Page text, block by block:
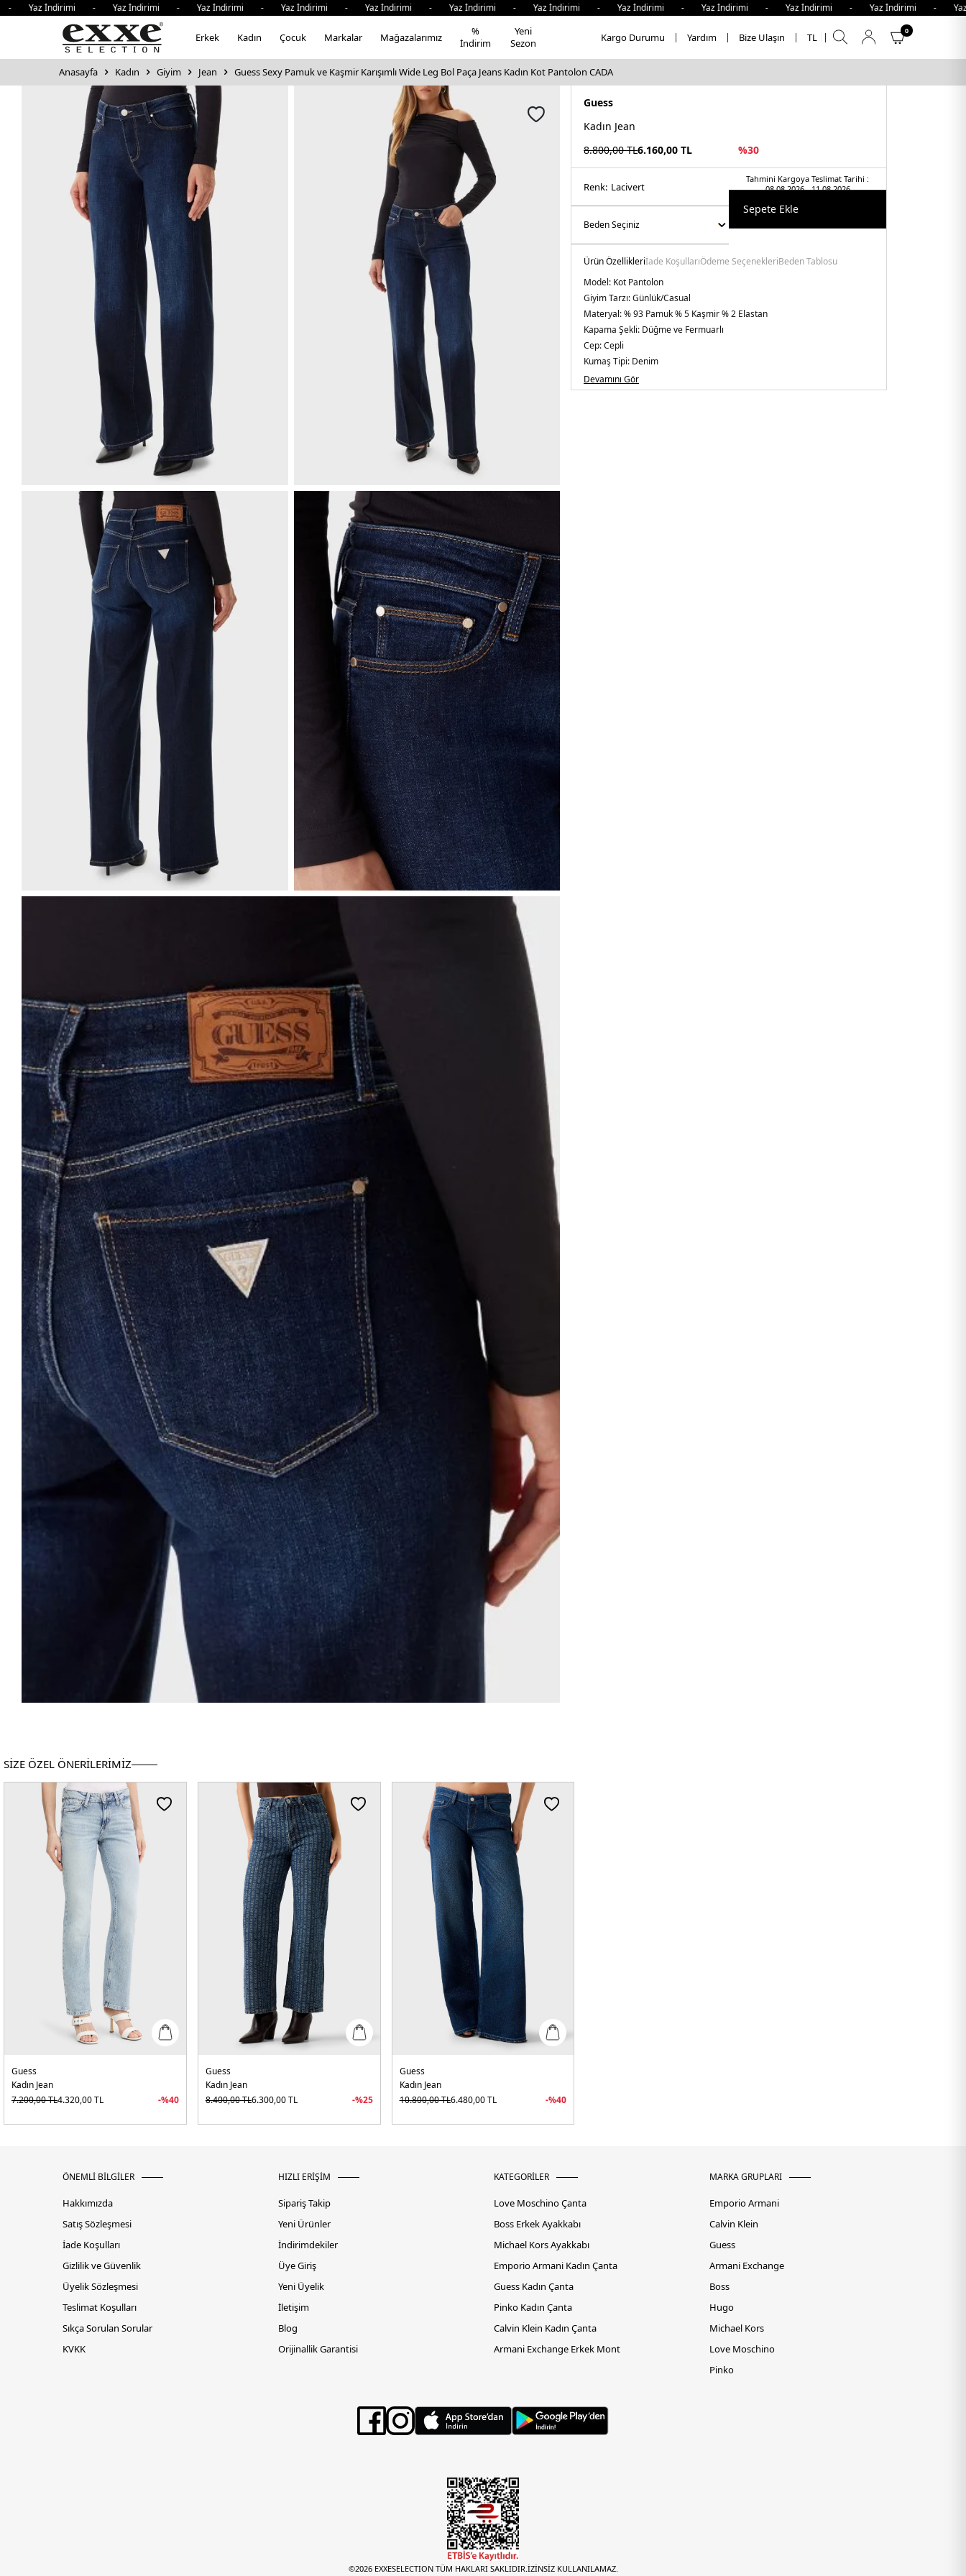
İndirimi - Yaz İndirimi - Yaz İndirimi - Yaz İndirimi - Yaz İndirimi - Yaz İndirimi - Yaz İndirimi - Yaz İndirimi - Yaz İndirimi - Yaz İndirimi - Yaz İndirimi -
Erkek Kadın Çocuk Markalar Mağazalarımız
%
İndirim
Yeni
Sezon
Kargo Durumu Yardım Bize Ulaşın TL
0
Anasayfa Kadın Giyim Jean Guess Sexy Pamuk ve Kaşmir Karışımlı Wide Leg Bol Paça Jeans Kadın Kot Pantolon CADA
Guess
Kadın Jean
8.800,00TL6.160,00 TL %30
Tahmini Kargoya Teslimat Tarihi :
08.08.2026 - 11.08.2026
Renk: laci̇vert
Sepete Ekle
Ürün Özellikleriİade KoşullarıÖdeme SeçenekleriBeden Tablosu
Model: Kot Pantolon
Giyim Tarzı:Günlük/Casual
Materyal:% 93 Pamuk % 5 Kaşmir % 2 Elastan
Kapama Şekli: Düğme ve Fermuarlı
Cep:Cepli
Kumaş Tipi: Denim
Bel:Normal Bel
Boy:Standart
Devamını Gör
SİZE ÖZEL ÖNERİLERİMİZ
Guess
Kadın Jean
7.200,00TL4.320,00TL -%40
Guess
Kadın Jean
8.400,00TL6.300,00TL -%25
Guess
Kadın Jean
10.800,00TL6.480,00TL -%40
ÖNEMLİ BİLGİLER
Hakkımızda
Satış Sözleşmesi
İade Koşulları
Gizlilik ve Güvenlik
Üyelik Sözleşmesi
Teslimat Koşulları
Sıkça Sorulan Sorular
KVKK
HIZLI ERİŞİM
Sipariş Takip
Yeni Ürünler
İndirimdekiler
Üye Giriş
Yeni Üyelik
İletişim
Blog
Orijinallik Garantisi
KATEGORİLER
Love Moschino Çanta
Boss Erkek Ayakkabı
Michael Kors Ayakkabı
Emporio Armani Kadın Çanta
Guess Kadın Çanta
Pinko Kadın Çanta
Calvin Klein Kadın Çanta
Armani Exchange Erkek Mont
MARKA GRUPLARI
Emporio Armani
Calvin Klein
Guess
Armani Exchange
Boss
Hugo
Michael Kors
Love Moschino
Pinko
©2026 EXXESELECTION TÜM HAKLARI SAKLIDIR.İZİNSİZ KULLANILAMAZ.